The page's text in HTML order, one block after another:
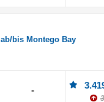
bis Montego Bay
-